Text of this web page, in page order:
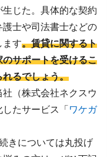
じた。具体的な契約
士や司法書士などの
ます。賃貸に関するト
サポートを受けるこ
るでしょう。
（株式会社ネクスウ
たサービス「 ワケガ
きについては丸投げ